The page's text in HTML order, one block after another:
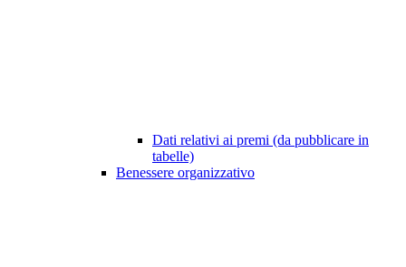
Dati relativi ai premi (da pubblicare in
tabelle)
Benessere organizzativo